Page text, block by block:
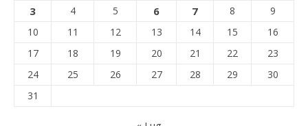
3 4 5 6 7 8
9
10
11 12 13 14 15
16
17
18 19 20 21 22
23
24
25 26 27 28 29
30
31